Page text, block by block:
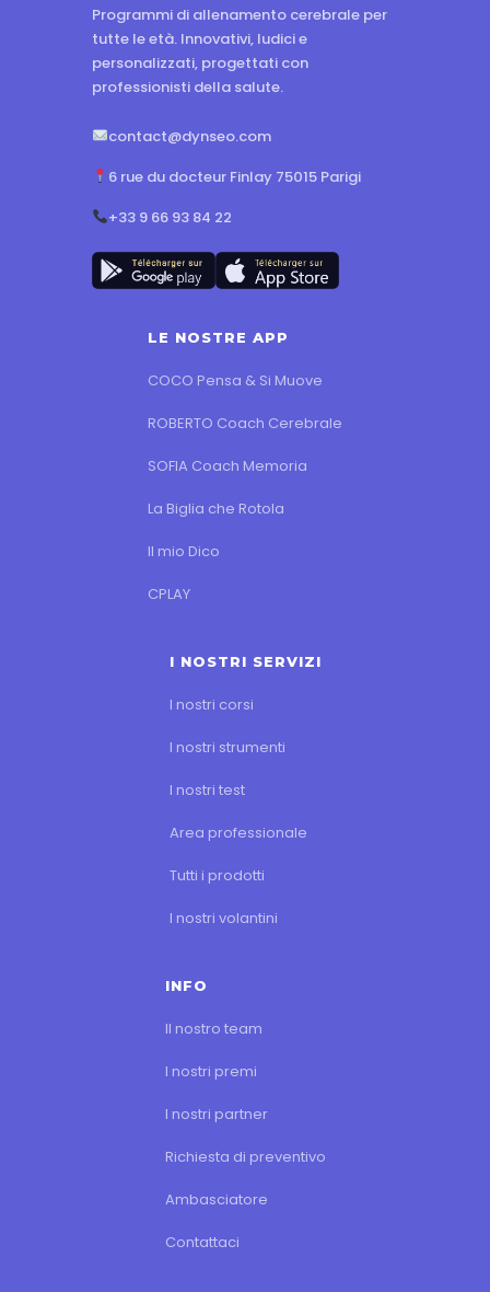
Programmi di allenamento cerebrale per
tutte le età. Innovativi, ludici e
personalizzati, progettati con
professionisti della salute.
contact@dynseo.com
6 rue du docteur Finlay 75015 Parigi
+33 9 66 93 84 22
LE NOSTRE APP
COCO Pensa & Si Muove
ROBERTO Coach Cerebrale
SOFIA Coach Memoria
La Biglia che Rotola
Il mio Dico
CPLAY
I NOSTRI SERVIZI
I nostri corsi
I nostri strumenti
I nostri test
Area professionale
Tutti i prodotti
I nostri volantini
INFO
Il nostro team
I nostri premi
I nostri partner
Richiesta di preventivo
Ambasciatore
Contattaci